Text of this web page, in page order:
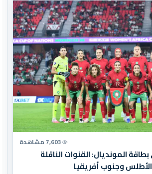
7,603 مشاهدة
المونديال: القنوات الناقلة
وجنوب أفريقيا